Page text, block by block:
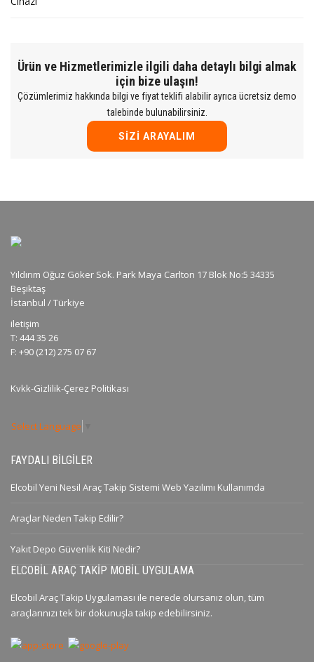
Ürün ve Hizmetlerimizle ilgili daha detaylı bilgi almak
için bize ulaşın!
Çözümlerimiz hakkında bilgi ve fiyat teklifi alabilir ayrıca ücretsiz demo
talebinde bulunabilirsiniz.
SIZI ARAYALIM
Yıldırım Oğuz Göker Sok. Park Maya Carlton 17 Blok No:5 34335
Beşiktaş
İstanbul / Türkiye
iletişim
T: 444 35 26
F: +90 (212) 275 07 67
Kvkk-Gizlilik-Çerez Politikası
Select Language
FAYDALI BILGILER
Elcobil Yeni Nesil Araç Takip Sistemi Web Yazılımı Kullanımda
Araçlar Neden Takip Edilir?
Yakıt Depo Güvenlik Kiti Nedir?
ELCOBIL ARAÇ TAKIP MOBIL UYGULAMA
Elcobil Araç Takip Uygulaması ile nerede olursanız olun, tüm
araçlarınızı tek bir dokunuşla takip edebilirsiniz.